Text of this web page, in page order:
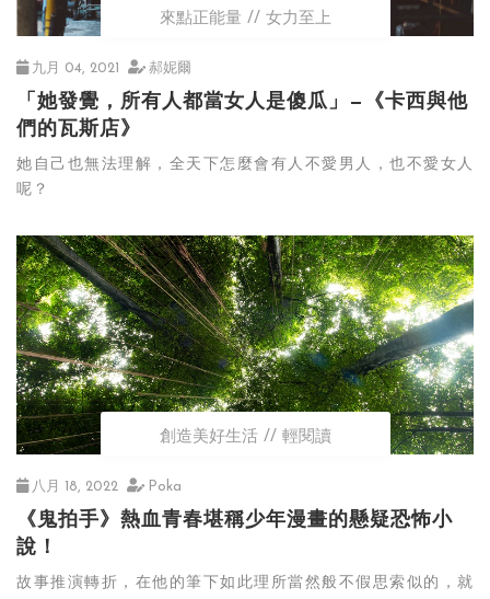
來點正能量 女力至上
九月 04, 2021 郝妮爾
「她發覺，所有人都當女人是傻瓜」—《卡西與他
們的瓦斯店》
她自己也無法理解，全天下怎麼會有人不愛男人，也不愛女人
呢？
創造美好生活 輕閱讀
八月 18, 2022 Poka
《鬼拍手》熱血青春堪稱少年漫畫的懸疑恐怖小
說！
故事推演轉折，在他的筆下如此理所當然般不假思索似的，就